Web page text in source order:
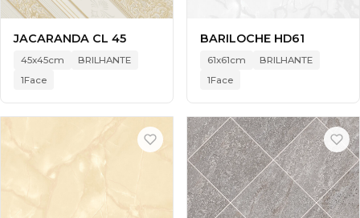
JACARANDA CL 45
45x45cm
BRILHANTE
1Face
BARILOCHE HD61
61x61cm
BRILHANTE
1Face